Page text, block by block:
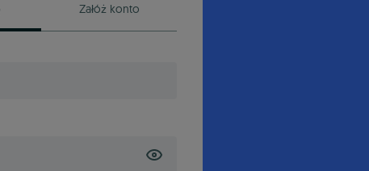
Załóż konto